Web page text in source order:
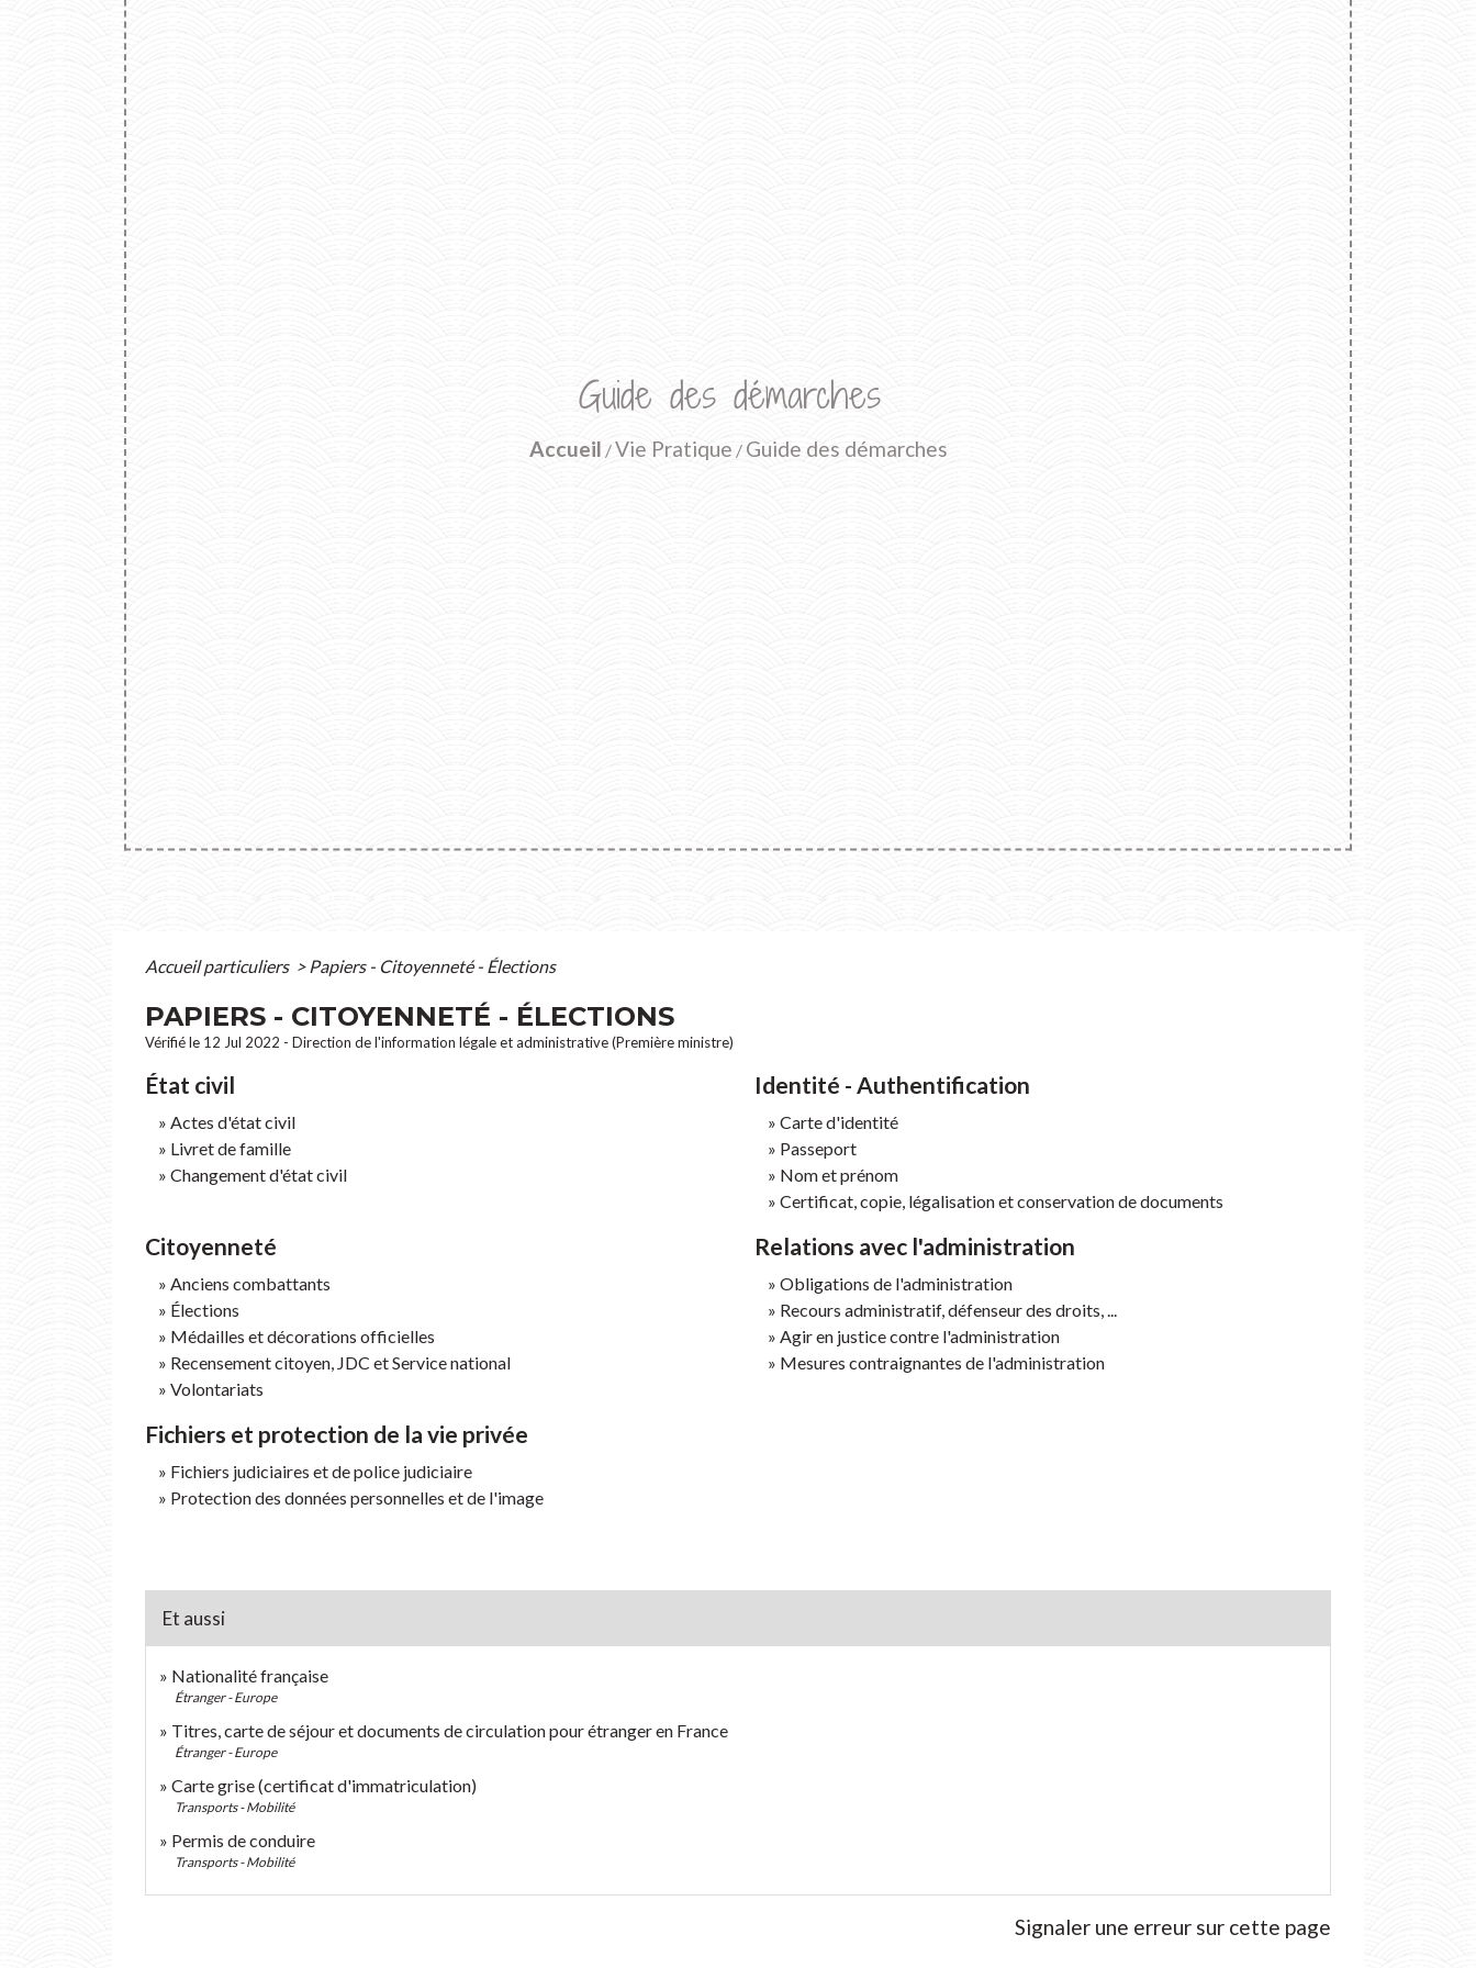
Guide des démarches
Accueil /Vie Pratique / Guide des démarches
Accueil particuliers > Papiers - Citoyenneté - Élections
PAPIERS - CITOYENNETÉ - ÉLECTIONS
Vérifié le 12 Jul 2022 - Direction de l'information légale et administrative (Première ministre)
État civil
Actes d'état civil
Livret de famille
Changement d'état civil
Identité - Authentification
Carte d'identité
Passeport
Nom et prénom
Certificat, copie, légalisation et conservation de documents
Citoyenneté
Anciens combattants
Élections
Médailles et décorations officielles
Recensement citoyen, JDC et Service national
Volontariats
Relations avec l'administration
Obligations de l'administration
Recours administratif, défenseur des droits, ...
Agir en justice contre l'administration
Mesures contraignantes de l'administration
Fichiers et protection de la vie privée
Fichiers judiciaires et de police judiciaire
Protection des données personnelles et de l'image
Et aussi
Nationalité française
Étranger - Europe
Titres, carte de séjour et documents de circulation pour étranger en France
Étranger - Europe
Carte grise (certificat d'immatriculation)
Transports - Mobilité
Permis de conduire
Transports - Mobilité
Signaler une erreur sur cette page